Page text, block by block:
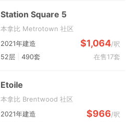
Station Square 5
本拿比 Metrotown 社区
2021年建造
$1,064/呎
52层
490套 在售17套
Etoile
本拿比 Brentwood 社区
2021年建造
$966/呎